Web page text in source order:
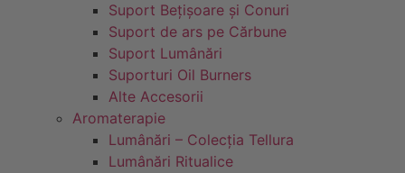
Suport Bețișoare și Conuri
Suport de ars pe Cărbune
Suport Lumânări
Suporturi Oil Burners
Alte Accesorii
Aromaterapie
Lumânări – Colecția Tellura
Lumânări Ritualice